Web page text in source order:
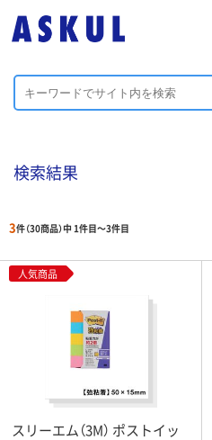
検索結果
3件（30商品）中 1件目～3件目
人気商品
スリーエム（3M） ポストイッ